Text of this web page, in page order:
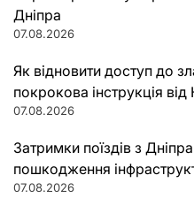
Дніпра
07.08.2026
Як відновити доступ до
покрокова інструкція від
07.08.2026
Затримки поїздів з
пошкодження
07.08.2026